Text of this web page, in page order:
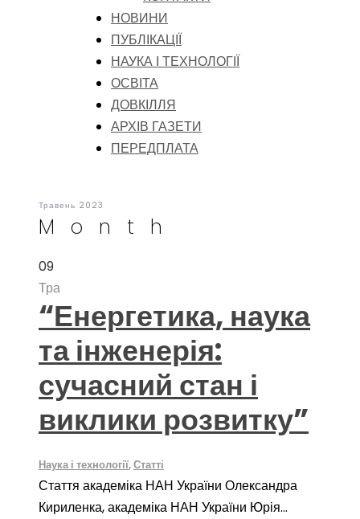
НОВИНИ
ПУБЛІКАЦІЇ
НАУКА І ТЕХНОЛОГІЇ
ОСВІТА
ДОВКІЛЛЯ
АРХІВ ГАЗЕТИ
ПЕРЕДПЛАТА
Травень 2023
Month
09
Тра
“Енергетика, наука
та інженерія:
сучасний стан і
виклики розвитку”
Наука і технології,Статті
Стаття академіка НАН України Олександра
Кириленка, академіка НАН України Юрія...